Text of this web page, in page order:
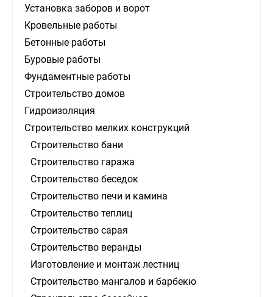
Установка заборов и ворот
Кровельные работы
Бетонные работы
Буровые работы
Фундаментные работы
Строительство домов
Гидроизоляция
Строительство мелких конструкций
Строительство бани
Строительство гаража
Строительство беседок
Строительство печи и камина
Строительство теплиц
Строительство сарая
Строительство веранды
Изготовление и монтаж лестниц
Строительство мангалов и барбекю